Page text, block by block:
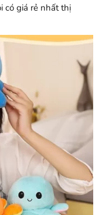
có giá rẻ nhất thị